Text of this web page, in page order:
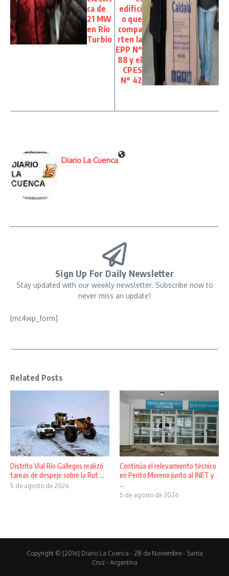
ca de
21 MW
en Río
Turbio
edifici
o que
compa
rten la
EPP N°
88 y el
CPES
N° 42
Diario La Cuenca
Sign Up For Daily Newsletter
Stay updated with our weekly newsletter. Subscribe now to
never miss an update!
[mc4wp_form]
Related Posts
Distrito Vial Río Gallegos realizó
tareas de despeje sobre la Rut ...
5 de agosto de 2026
Continúa el relevamiento técnico
en Perito Moreno junto al INET y
...
5 de agosto de 2026
Copyright © [2016] Diario La Cuenca - 28 de Noviembre - Santa
Cruz - Argentina